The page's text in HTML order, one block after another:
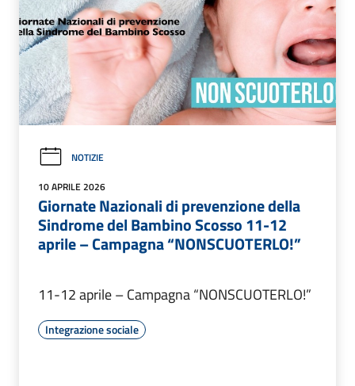
NOTIZIE
10 APRILE 2026
Giornate Nazionali di prevenzione della
Sindrome del Bambino Scosso 11-12
aprile – Campagna “NONSCUOTERLO!”
11-12 aprile – Campagna “NONSCUOTERLO!”
Integrazione sociale